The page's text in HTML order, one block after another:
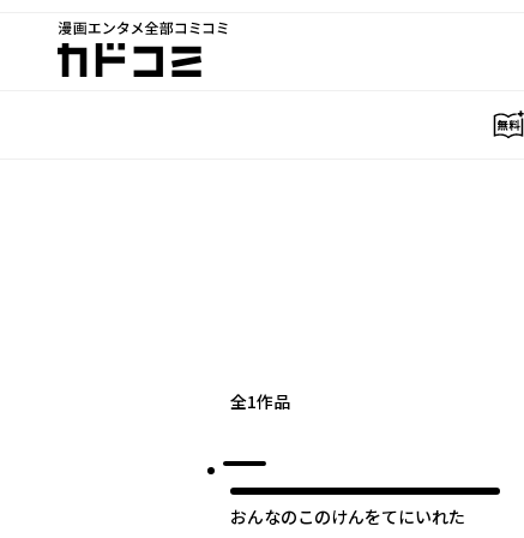
漫画エンタメ全部コミコミ
カドコミ
全1作品
おんなのこのけんをてにいれた